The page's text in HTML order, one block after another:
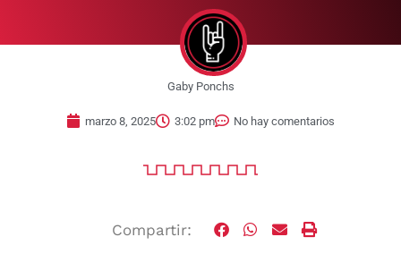
Gaby Ponchs
marzo 8, 2025 3:02 pm No hay comentarios
Compartir: